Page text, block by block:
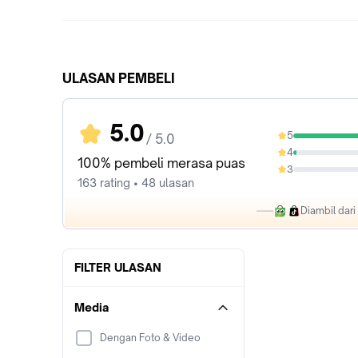
ULASAN PEMBELI
5.0 / 5.0
100% pembeli merasa puas
163 rating • 48 ulasan
5
97.55%
4
2.45%
3
0%
Diambil
FILTER ULASAN
Media
Dengan Foto & Video